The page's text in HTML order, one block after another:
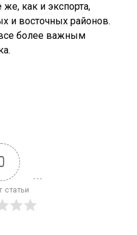
как и экспорта,
и восточных районов.
более важным
статьи